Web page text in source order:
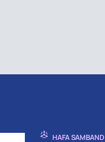
HAFA SAMBAND